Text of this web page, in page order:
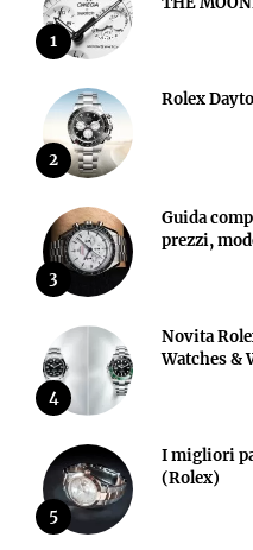
1
2
Rolex
3
Guida
prezzi,
4
Novita
Watches &
5
I migliori
(Rolex)